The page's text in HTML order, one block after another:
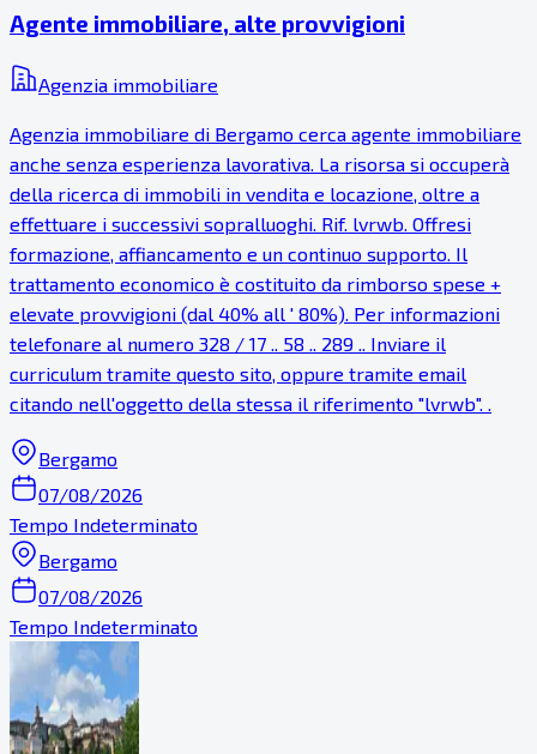
Agente immobiliare, alte provvigioni
Agenzia immobiliare
Agenzia immobiliare di Bergamo cerca agente immobiliare
anche senza esperienza lavorativa. La risorsa si occuperà
della ricerca di immobili in vendita e locazione, oltre a
effettuare i successivi sopralluoghi. Rif. lvrwb. Offresi
formazione, affiancamento e un continuo supporto. Il
trattamento economico è costituito da rimborso spese +
elevate provvigioni (dal 40% all ' 80%). Per informazioni
telefonare al numero 328 / 17 .. 58 .. 289 .. Inviare il
curriculum tramite questo sito, oppure tramite email
citando nell'oggetto della stessa il riferimento "lvrwb". .
Bergamo
07/08/2026
Tempo Indeterminato
Bergamo
07/08/2026
Tempo Indeterminato